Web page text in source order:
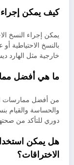
كيف يمكن إجراء
يمكن إجراء النسخ
بالنسخ الاحتياطية
خارجية مثل الهارد
ما هي أفضل
من أفضل ممارسات
والحساسة والقيام
دوري للتأكد من
هل يمكن
الاختراقات؟